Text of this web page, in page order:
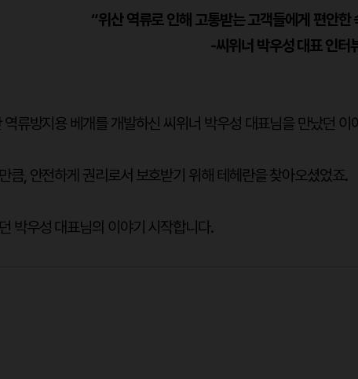
“위산 역류로 인해 고통받는 고객들에게 편안한
-씨위너 박우성 대표 인터
류방지용 베개를 개발하신 씨위너 박우성 대표님을 만났던
큼, 안전하게 권리로서 보호받기 위해 테헤란을 찾아오셨었죠.
박우성 대표님의 이야기 시작합니다.